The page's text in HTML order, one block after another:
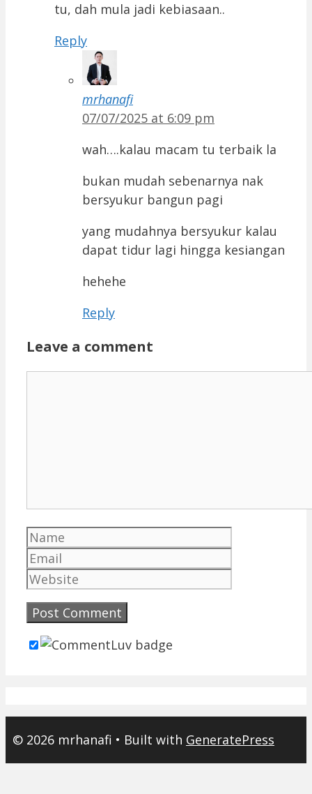
tu, dah mula jadi kebiasaan..
Reply
mrhanafi
07/07/2025 at 6:09 pm
wah….kalau macam tu terbaik la
bukan mudah sebenarnya nak
bersyukur bangun pagi
yang mudahnya bersyukur kalau
dapat tidur lagi hingga kesiangan
hehehe
Reply
Leave a comment
Name
© 2026 mrhanafi • Built with GeneratePress